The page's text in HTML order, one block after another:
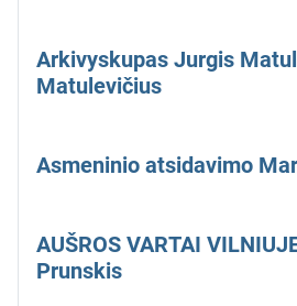
Arkivyskupas Jurgis
Matulevičius
Asmeninio atsidavimo
AUŠROS VARTAI
Prunskis